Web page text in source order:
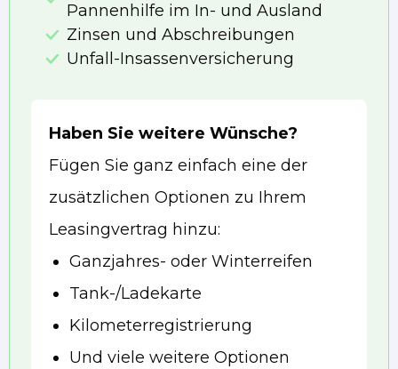
Pannenhilfe im In- und Ausland
Zinsen und Abschreibungen
Unfall-Insassenversicherung
Haben Sie weitere Wünsche?
Fügen Sie ganz einfach eine der
zusätzlichen Optionen zu Ihrem
Leasingvertrag hinzu:
Ganzjahres- oder Winterreifen
Tank-/Ladekarte
Kilometerregistrierung
Und viele weitere Optionen